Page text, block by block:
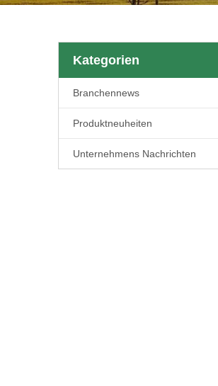
Kategorien
Branchennews
Produktneuheiten
Unternehmens Nachrichten